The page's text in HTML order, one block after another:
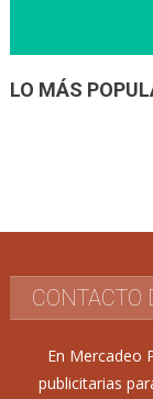
LO MÁS
CONTACTO
En Mercadeo
publicitarias